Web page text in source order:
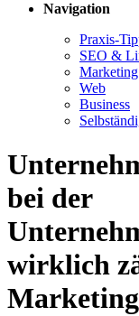
Navigation
Praxis-
SEO &
Web
Business
bei der
wirklich